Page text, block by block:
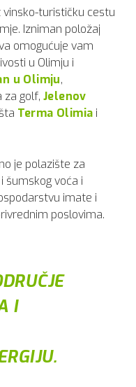
turističku cestu
Izniman položaj
omogućuje vam
u Olimju i
u Olimju,
za golf, Jelenov
Terma Olimia i
je polazište za
šumskog voća i
imate i
poslovima.
I